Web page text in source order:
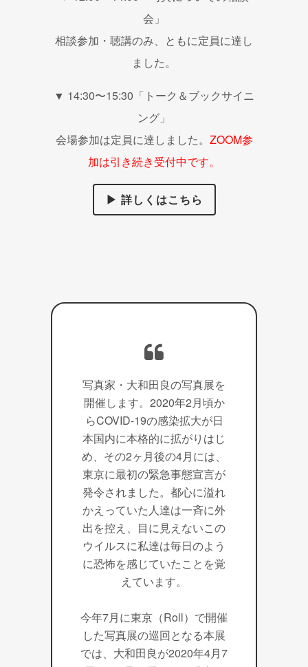
会」
相談参加・聴講のみ、ともに定員に達し
ました。
▼ 14:30〜15:30「トーク＆ブックサイニ
ング」
会場参加は定員に達しました。 ZOOM参
加は引き続き受付中です。
▶ 詳しくはこちら
写真家・大和田良の写真展を
開催します。2020年2月頃か
らCOVID-19の感染拡大が日
本国内に本格的に拡がりはじ
め、その2ヶ月後の4月には、
東京に最初の緊急事態宣言が
発令されました。都心に溢れ
かえっていた人達は一斉に外
出を控え、目に見えないこの
ウイルスに私達は毎日のよう
に恐怖を感じていたことを覚
えています。
今年7月に東京（Roll）で開催
した写真展の巡回となる本展
では、大和田良が2020年4月7